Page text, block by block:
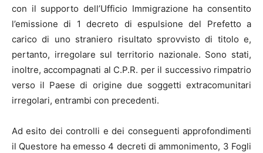
con il supporto dell’Ufficio Immigrazione ha consentito
l’emissione di 1 decreto di espulsione del Prefetto a
carico di uno straniero risultato sprovvisto di titolo e,
pertanto, irregolare sul territorio nazionale. Sono stati,
inoltre, accompagnati al C.P.R. per il successivo rimpatrio
verso il Paese di origine due soggetti extracomunitari
irregolari, entrambi con precedenti.
Ad esito dei controlli e dei conseguenti approfondimenti
il Questore ha emesso 4 decreti di ammonimento, 3 Fogli